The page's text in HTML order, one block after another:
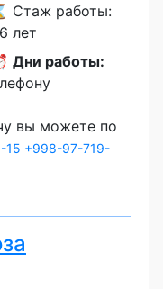
Стаж работы:
лет
Дни работы:
вы можете по
15 +998-97-719-